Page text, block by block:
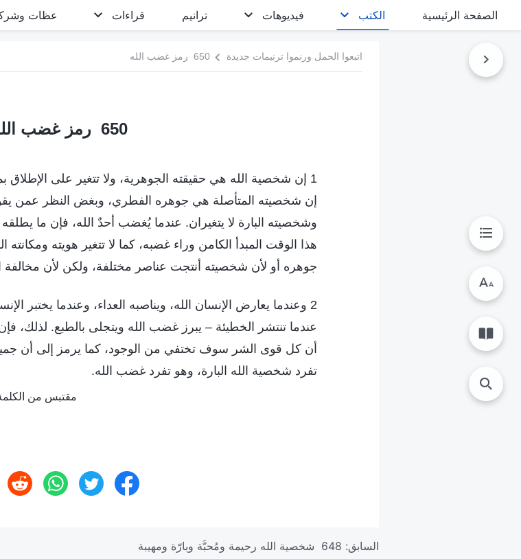
الصفحة الرئيسية الكتب فيديوهات ترانيم قراءات عظات
اتبعوا الحمل ورنموا ترنيمات جديدة 650 رمز غضب الله
650 رمز غضب الله
1 إن شخصية الله هي حقيقته الجوهرية، ولا تتغير على الإطلاق
إن شخصيته المتأصلة هي جوهره الفطري، وبغض النظر عمن
وشخصيته البارة لا يتغيران. عندما يُغضب أحدٌ الله، فإن ما
هذا الوقت المبدأ الكامن وراء غضبه، كما لا تتغير هويته
جوهره أو لأن شخصيته أنتجت عناصر مختلفة، ولكن لأن
2 وعندما يعارض الإنسان الله، ويناصبه العداء، وعندما يختبر
عندما تنتشر الخطيئة – يبرز غضب الله ويتجلى بالطبع. لذلك،
أن كل قوى الشر سوف تختفي من الوجود، كما يرمز إلى أن جميع
تفرد شخصية الله البارة، وهو تفرد غضب الله.
مقتبس من الكلمة، ج. 2. حول معرفة الله. الله
السابق: 648 شخصية الله رحيمة ومُحبَّة وبارّة ومهيبة